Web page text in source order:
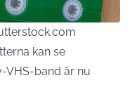
kan se
VHS-band är nu